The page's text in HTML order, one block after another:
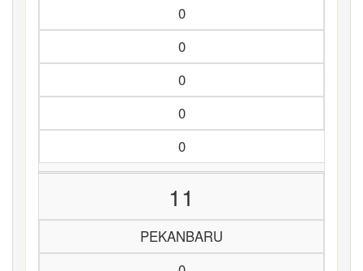
0
0
0
0
0
11
PEKANBARU